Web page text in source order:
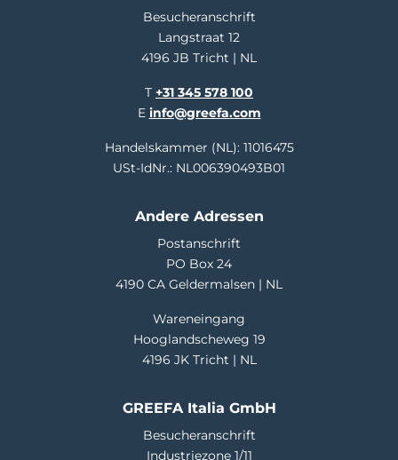
Besucheranschrift
Langstraat 12
4196 JB Tricht | NL
T +31 345 578 100
E info@greefa.com
Handelskammer (NL): 11016475
USt-IdNr.: NL006390493B01
Andere Adressen
Postanschrift
PO Box 24
4190 CA Geldermalsen | NL
Wareneingang
Hooglandscheweg 19
4196 JK Tricht | NL
GREEFA Italia GmbH
Besucheranschrift
Industriezone 1/11